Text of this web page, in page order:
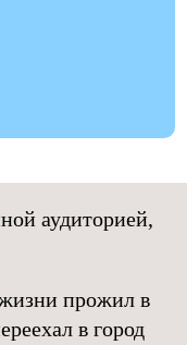
аудиторией,
прожил в
в город